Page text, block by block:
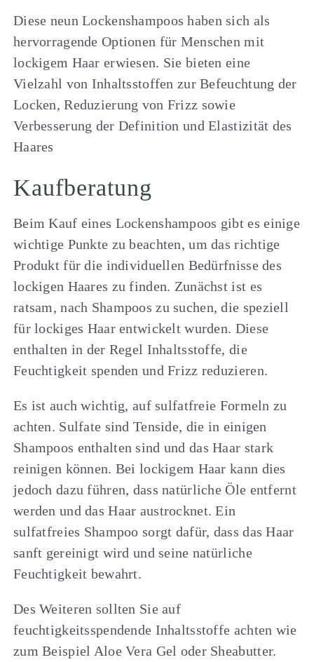
Diese neun Lockenshampoos haben sich als
hervorragende Optionen für Menschen mit
lockigem Haar erwiesen. Sie bieten eine
Vielzahl von Inhaltsstoffen zur Befeuchtung der
Locken, Reduzierung von Frizz sowie
Verbesserung der Definition und Elastizität des
Haares
Kaufberatung
Beim Kauf eines Lockenshampoos gibt es einige
wichtige Punkte zu beachten, um das richtige
Produkt für die individuellen Bedürfnisse des
lockigen Haares zu finden. Zunächst ist es
ratsam, nach Shampoos zu suchen, die speziell
für lockiges Haar entwickelt wurden. Diese
enthalten in der Regel Inhaltsstoffe, die
Feuchtigkeit spenden und Frizz reduzieren.
Es ist auch wichtig, auf sulfatfreie Formeln zu
achten. Sulfate sind Tenside, die in einigen
Shampoos enthalten sind und das Haar stark
reinigen können. Bei lockigem Haar kann dies
jedoch dazu führen, dass natürliche Öle entfernt
werden und das Haar austrocknet. Ein
sulfatfreies Shampoo sorgt dafür, dass das Haar
sanft gereinigt wird und seine natürliche
Feuchtigkeit bewahrt.
Des Weiteren sollten Sie auf
feuchtigkeitsspendende Inhaltsstoffe achten wie
zum Beispiel Aloe Vera Gel oder Sheabutter.